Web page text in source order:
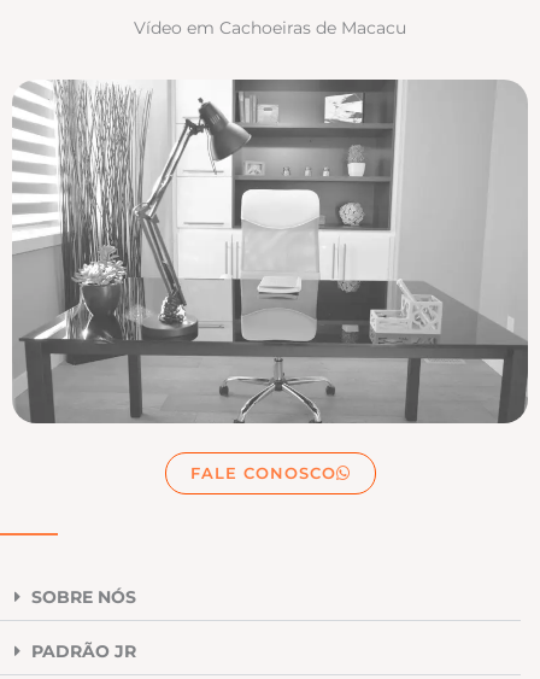
Vídeo em Cachoeiras de Macacu
FALE CONOSCO
SOBRE NÓS
PADRÃO JR